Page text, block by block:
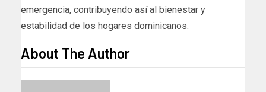
emergencia, contribuyendo así al bienestar y
estabilidad de los hogares dominicanos.
About The Author